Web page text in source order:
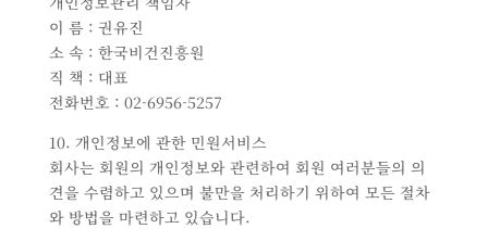
이 름 : 권유진
소 속 : 한국비건진흥원
직 책 : 대표
전화번호 : 02-6956-5257
10. 개인정보에 관한 민원서비스
회사는 회원의 개인정보와 관련하여 회원 여러분들의 의
견을 수렴하고 있으며 불만을 처리하기 위하여 모든 절차
와 방법을 마련하고 있습니다.